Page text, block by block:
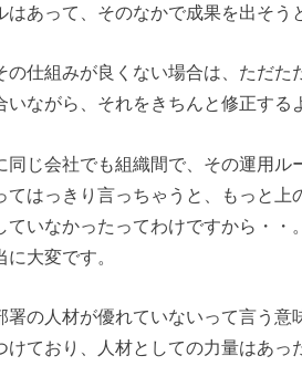
はあって、そのなかで成果を出そう
の仕組みが良くない場合は、ただ
いながら、それをきちんと修正する
同じ会社でも組織間で、その運用
てはっきり言っちゃうと、もっと
ていなかったってわけですから・
大変です。
署の人材が優れていないって言う
けており、人材としての力量はあ